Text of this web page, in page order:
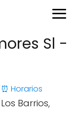
Sl -
⏰ Horarios
Los Barrios,